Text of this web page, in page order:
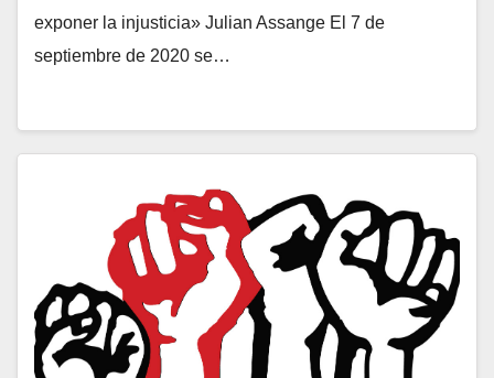
exponer la injusticia» Julian Assange El 7 de
septiembre de 2020 se…